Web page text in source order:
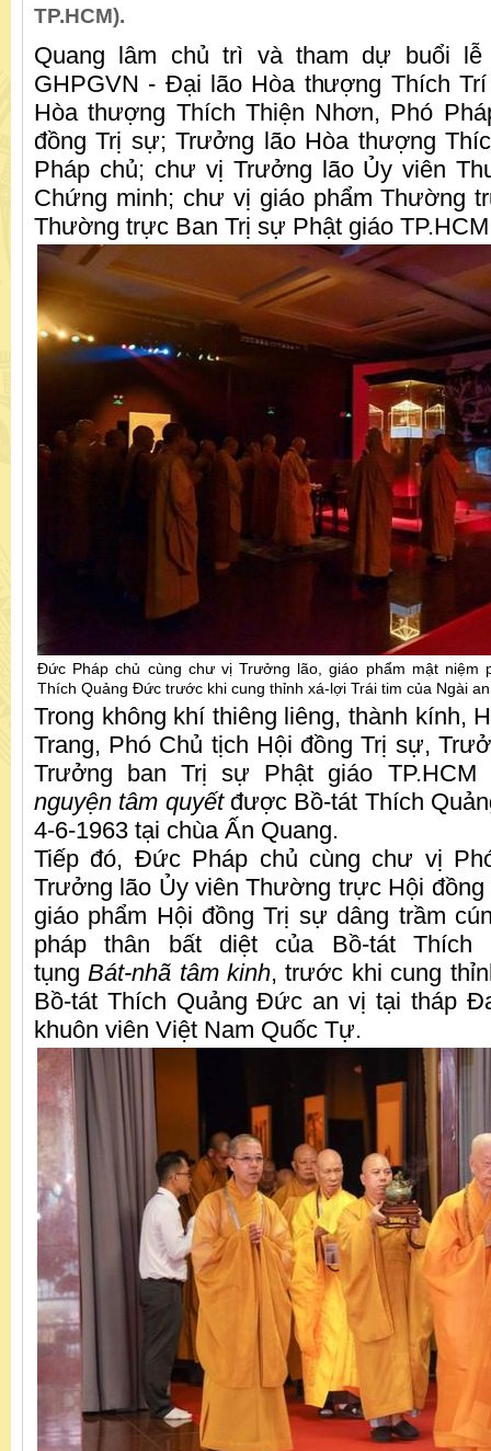
TP.HCM).
Quang lâm chủ trì và tham dự buổi
GHPGVN - Đại lão Hòa thượng Thích
Hòa thượng Thích Thiện Nhơn, Phó
đồng Trị sự; Trưởng lão Hòa thượng
Pháp chủ; chư vị Trưởng lão Ủy viên
Chứng minh; chư vị giáo phẩm Thường
Thường trực Ban Trị sự Phật giáo
Đức Pháp chủ cùng chư vị Trưởng lão, giáo phẩm mật niệm
Thích Quảng Đức trước khi cung thỉnh xá-lợi Trái tim của Ngài
Trong không khí thiêng liêng, thành kính,
Trang, Phó Chủ tịch Hội đồng Trị sự,
Trưởng ban Trị sự Phật giáo
nguyện tâm quyết được Bồ-tát Thích
4-6-1963 tại chùa Ấn Quang.
Tiếp đó, Đức Pháp chủ cùng chư vị
Trưởng lão Ủy viên Thường trực Hội
giáo phẩm Hội đồng Trị sự dâng trầm
pháp thân bất diệt của Bồ-tát Thích
tụngBát-nhã tâm kinh, trước khi cung
Bồ-tát Thích Quảng Đức an vị tại tháp
khuôn viên Việt Nam Quốc Tự.